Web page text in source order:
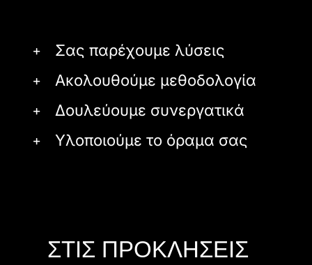
Σας παρέχουμε λύσεις
Ακολουθούμε μεθοδολογία
Δουλεύουμε συνεργατικά
Υλοποιούμε το όραμα σας
ΣΤΙΣ ΠΡΟΚΛΗΣΕΙΣ